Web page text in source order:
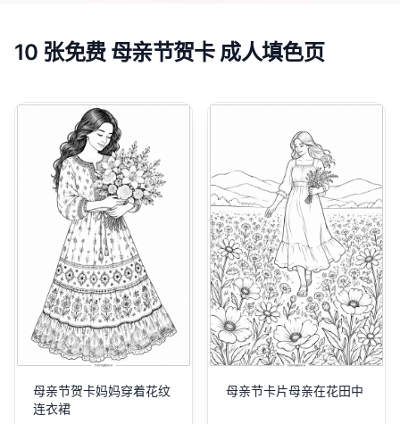
10 张免费 母亲节贺卡 成人填色页
母亲节贺卡妈妈穿着花纹
连衣裙
母亲节卡片母亲在花田中